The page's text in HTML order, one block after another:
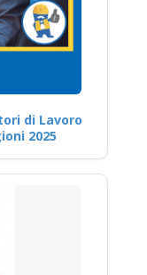
di Lavoro
2025